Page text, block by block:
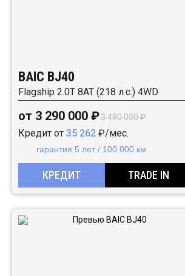
BAIC BJ40
Flagship 2.0T 8AT (218 л.с.) 4WD
от 3 290 000 ₽3 490 000 ₽
Кредит от 35 262 ₽/мес.
гарантия 5 лет / 100 000 км
КРЕДИТ TRADE IN